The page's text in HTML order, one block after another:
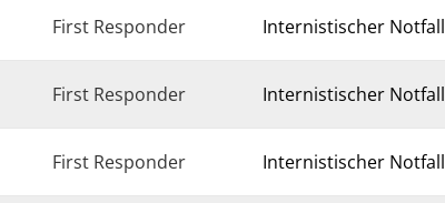
First Responder Internistischer Notfall
First Responder Internistischer Notfall
First Responder Internistischer Notfall